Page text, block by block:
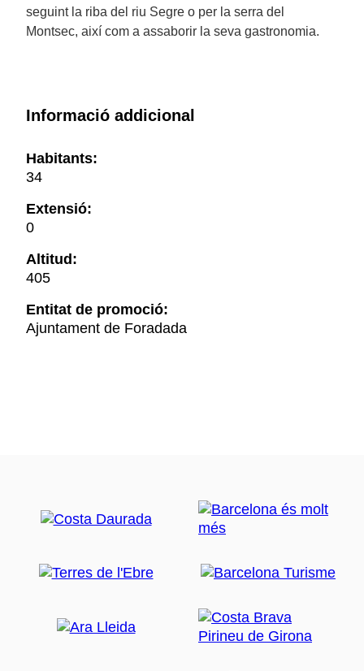
seguint la riba del riu Segre o per la serra del
Montsec, així com a assaborir la seva gastronomia.
Informació addicional
Habitants:
34
Extensió:
0
Altitud:
405
Entitat de promoció:
Ajuntament de Foradada